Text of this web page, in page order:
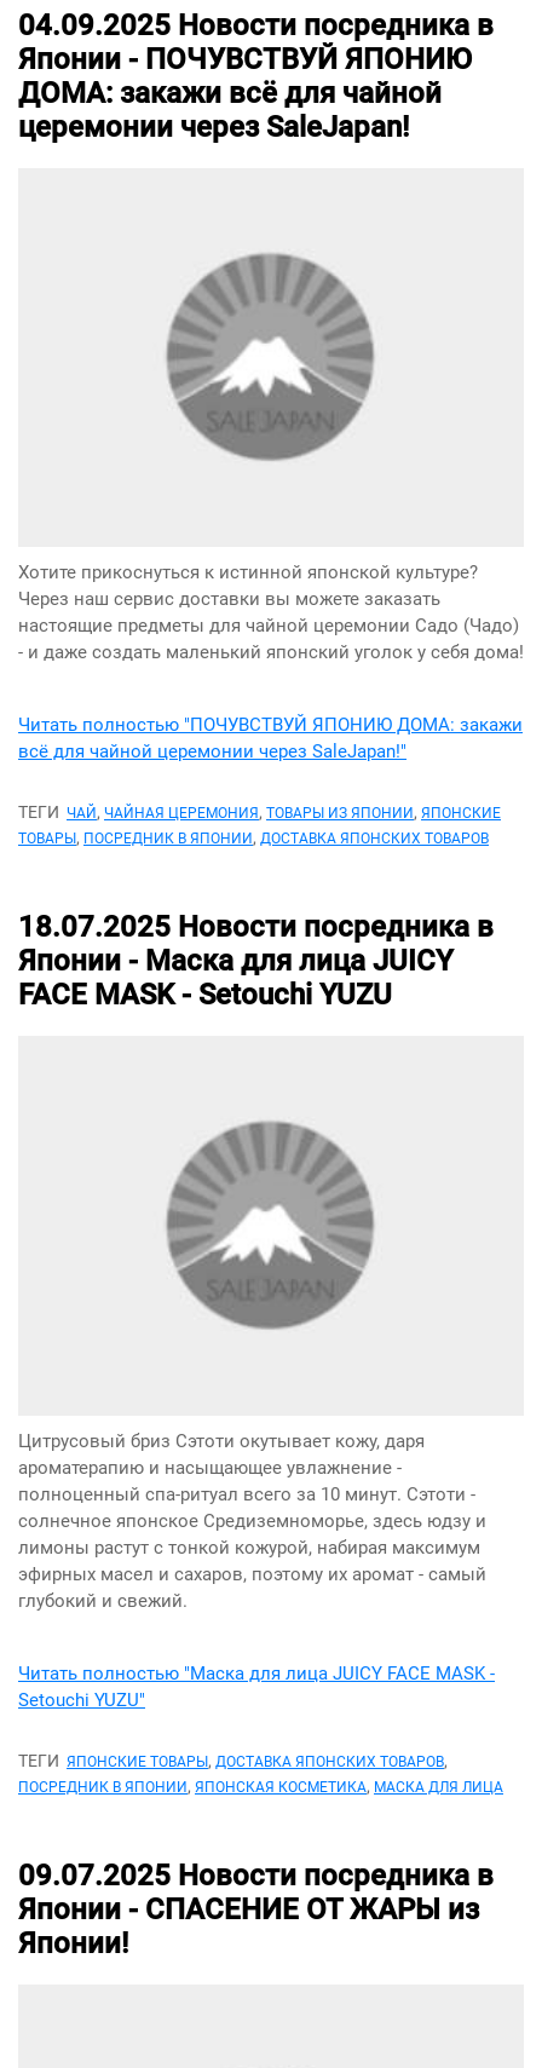
04.09.2025 Новости посредника в
Японии - ПОЧУВСТВУЙ ЯПОНИЮ
ДОМА: закажи всё для чайной
церемонии через SaleJapan!
Хотите прикоснуться к истинной японской культуре?
Через наш сервис доставки вы можете заказать
настоящие предметы для чайной церемонии Садо (Чадо)
- и даже создать маленький японский уголок у себя дома!
Читать полностью "ПОЧУВСТВУЙ ЯПОНИЮ ДОМА: закажи
всё для чайной церемонии через SaleJapan!"
ТЕГИ ЧАЙ , ЧАЙНАЯ ЦЕРЕМОНИЯ , ТОВАРЫ ИЗ ЯПОНИИ , ЯПОНСКИЕ
ТОВАРЫ , ПОСРЕДНИК В ЯПОНИИ , ДОСТАВКА ЯПОНСКИХ ТОВАРОВ
18.07.2025 Новости посредника в
Японии - Маска для лица JUICY
FACE MASK - Setouchi YUZU
Цитрусовый бриз Сэтоти окутывает кожу, даря
ароматерапию и насыщающее увлажнение -
полноценный спа-ритуал всего за 10 минут. Сэтоти -
солнечное японское Средиземноморье, здесь юдзу и
лимоны растут с тонкой кожурой, набирая максимум
эфирных масел и сахаров, поэтому их аромат - самый
глубокий и свежий.
Читать полностью "Маска для лица JUICY FACE MASK -
Setouchi YUZU"
ТЕГИ ЯПОНСКИЕ ТОВАРЫ, ДОСТАВКА ЯПОНСКИХ ТОВАРОВ,
ПОСРЕДНИК В ЯПОНИИ, ЯПОНСКАЯ КОСМЕТИКА, МАСКА ДЛЯ ЛИЦА
09.07.2025 Новости посредника в
Японии - СПАСЕНИЕ ОТ ЖАРЫ из
Японии!